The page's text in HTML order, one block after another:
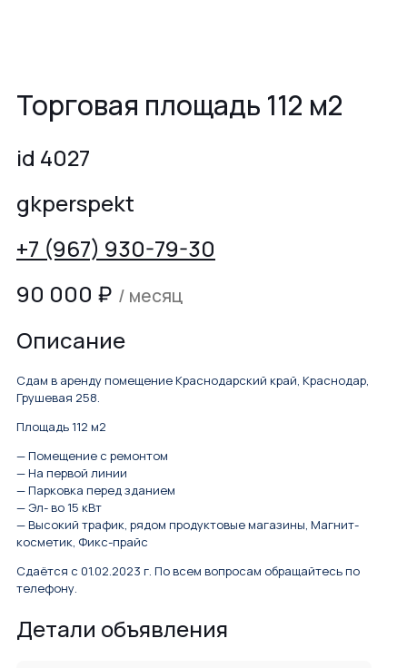
Торговая площадь 112 м2
id 4027
gkperspekt
+7 (967) 930-79-30
90 000 ₽ / месяц
Описание
Сдам в аренду помещение Краснодарский край, Краснодар,
Грушевая 258.
Площадь 112 м2
— Помещение с ремонтом
— На первой линии
— Парковка перед зданием
— Эл- во 15 кВт
— Высокий трафик, рядом продуктовые магазины, Магнит-
косметик, Фикс-прайс
Сдаётся с 01.02.2023 г. По всем вопросам обращайтесь по
телефону.
Детали объявления